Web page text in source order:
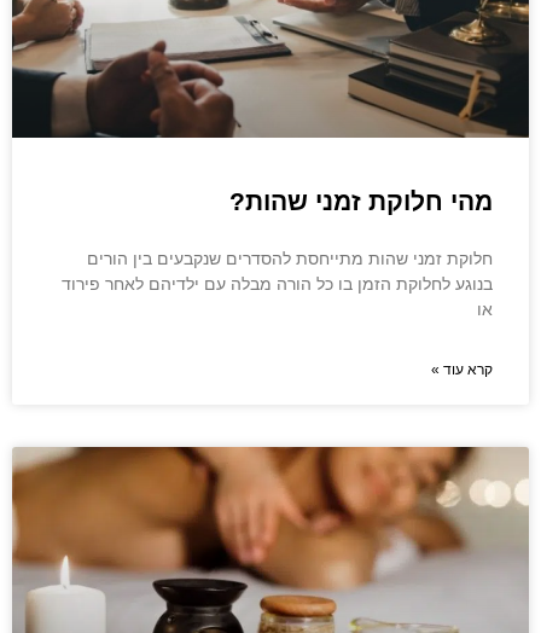
מהי חלוקת זמני שהות?
חלוקת זמני שהות מתייחסת להסדרים שנקבעים בין הורים
בנוגע לחלוקת הזמן בו כל הורה מבלה עם ילדיהם לאחר פירוד
או
קרא עוד »